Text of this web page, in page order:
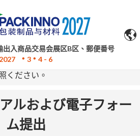
翻訳は参考情報であり、不正確な
な点がある場合は、原文をご参
ください。
出入商品交易会展区B区、郵便番号
2027
3 4 - 6
ルおよび電子フォー
ム提出